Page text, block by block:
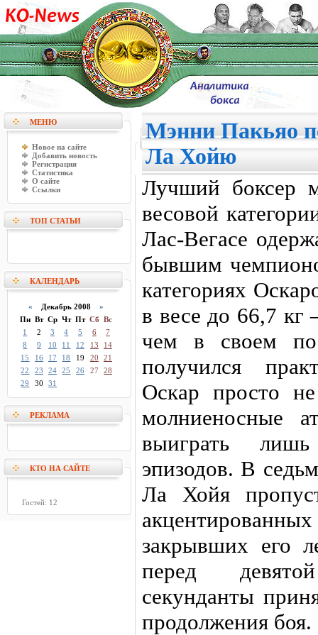
МЕНЮ
Новое на сайте
Добавить новость
Регистрация
Статистика
О сайте
Ссылки
ТОП СТАТЬИ
КАЛЕНДАРЬ
« Декабрь 2008 »
Пн Вт Ср Чт Пт Сб Вс
1
2 3 4 5 6
7
8
9 10 11 12 13
14
15
16 17 18 19 20
21
22
23 24 25 26 27
28
29
30 31
РЕКЛАМА
КТО НА САЙТЕ
Гостей: 12
Мэнни Пакьяо
Ла Хойю
Лучший боксер
весовой
Лас-Вегасе
бывшим
категориях
в весе до 66,7
чем в своем
получился
Оскар просто
молниеносные
выиграть
эпизодов. В
Ла Хойя
закрывших его
перед
секунданты
продолжения боя.